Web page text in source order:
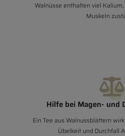
Walnüsse enthalten viel
Muskeln
Hilfe bei Magen- und
Ein Tee aus Walnussblättern
Übelkeit und Durchfall